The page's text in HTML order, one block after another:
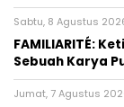
Sabtu, 8 Agustus
FAMILIARITÉ:
Sebuah Karya
Jumat, 7 Agustus